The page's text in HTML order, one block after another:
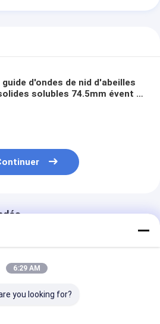
guide d'ondes de nid d'abeilles
solubles 74.5mm évent le
6:29 AM
you looking for?